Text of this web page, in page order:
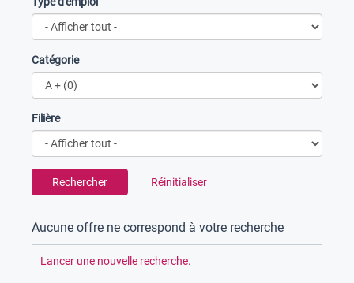
Catégorie
Filière
Rechercher Réinitialiser
Aucune offre ne correspond à votre recherche
Lancer une nouvelle recherche.